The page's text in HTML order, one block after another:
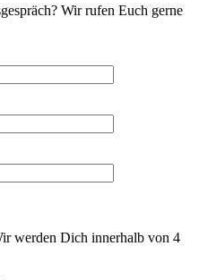
Wir rufen Euch gerne
werden Dich innerhalb von 4